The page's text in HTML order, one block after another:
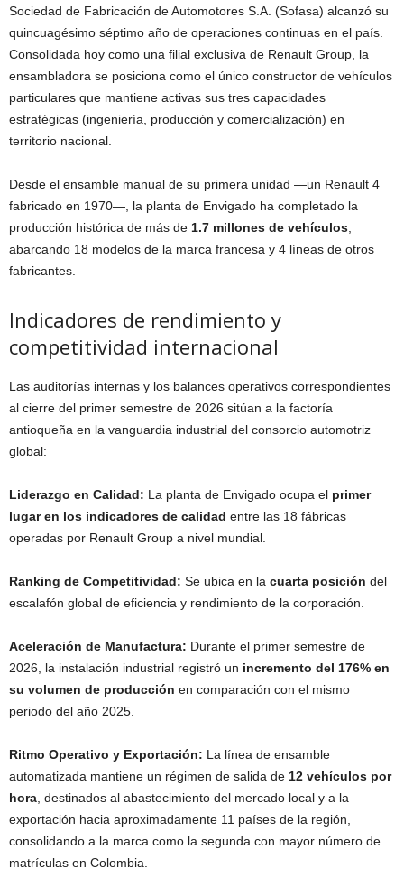
Sociedad de Fabricación de Automotores S.A. (Sofasa) alcanzó su
quincuagésimo séptimo año de operaciones continuas en el país.
Consolidada hoy como una filial exclusiva de Renault Group, la
ensambladora se posiciona como el único constructor de vehículos
particulares que mantiene activas sus tres capacidades
estratégicas (ingeniería, producción y comercialización) en
territorio nacional.
Desde el ensamble manual de su primera unidad —un Renault 4
fabricado en 1970—, la planta de Envigado ha completado la
producción histórica de más de 1.7 millones de vehículos
abarcando 18 modelos de la marca francesa y 4 líneas de otros
fabricantes.
Indicadores de rendimiento y
competitividad internacional
Las auditorías internas y los balances operativos correspondientes
al cierre del primer semestre de 2026 sitúan a la factoría
antioqueña en la vanguardia industrial del consorcio automotriz
global:
Liderazgo en Calidad: La planta de Envigado ocupa el primer
lugar en los indicadores de calidad entre las 18 fábricas
operadas por Renault Group a nivel mundial.
Ranking de Competitividad: Se ubica en la cuarta posición del
escalafón global de eficiencia y rendimiento de la corporación.
Aceleración de Manufactura: Durante el primer semestre de
2026, la instalación industrial registró un incremento del 176% en
su volumen de producción en comparación con el mismo
periodo del año 2025.
Ritmo Operativo y Exportación: La línea de ensamble
automatizada mantiene un régimen de salida de 12 vehículos por
hora , destinados al abastecimiento del mercado local y a la
exportación hacia aproximadamente 11 países de la región,
consolidando a la marca como la segunda con mayor número de
matrículas en Colombia.